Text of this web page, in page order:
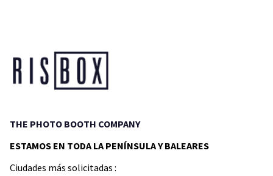
THE PHOTO BOOTH COMPANY
ESTAMOS EN TODA LA PENÍNSULA Y BALEARES
Ciudades más solicitadas :